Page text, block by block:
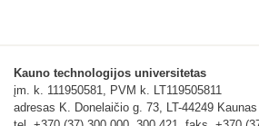
Kauno technologijos universitetas
įm. k. 111950581, PVM k. LT119505811
adresas K. Donelaičio g. 73, LT-44249 Kaunas